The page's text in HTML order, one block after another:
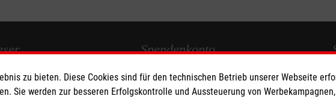
Spendenkonto
Empfänger: Malteser Hilfsdienst e.V.
zu bieten. Diese Cookies sind für den technischen Betrieb unserer Webseite
Sie werden zur besseren Erfolgskontrolle und Aussteuerung von